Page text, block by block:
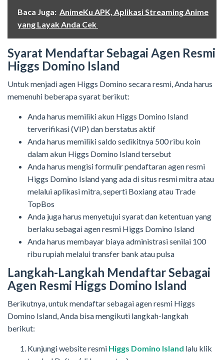
Baca Juga: AnimeKu APK, Aplikasi Streaming Anime
yang Layak Anda Cek
Syarat Mendaftar Sebagai Agen Resmi
Higgs Domino Island
Untuk menjadi agen Higgs Domino secara resmi, Anda harus
memenuhi beberapa syarat berikut:
Anda harus memiliki akun Higgs Domino Island
terverifikasi (VIP) dan berstatus aktif
Anda harus memiliki saldo sedikitnya 500 ribu koin
dalam akun Higgs Domino Island tersebut
Anda harus mengisi formulir pendaftaran agen resmi
Higgs Domino Island yang ada di situs resmi mitra atau
melalui aplikasi mitra, seperti Boxiang atau Trade
TopBos
Anda juga harus menyetujui syarat dan ketentuan yang
berlaku sebagai agen resmi Higgs Domino Island
Anda harus membayar biaya administrasi senilai 100
ribu rupiah melalui transfer bank atau pulsa
Langkah-Langkah Mendaftar Sebagai
Agen Resmi Higgs Domino Island
Berikutnya, untuk mendaftar sebagai agen resmi Higgs
Domino Island, Anda bisa mengikuti langkah-langkah
berikut:
Kunjungi website resmi Higgs Domino Island lalu klik